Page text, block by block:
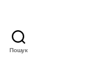
Пошук